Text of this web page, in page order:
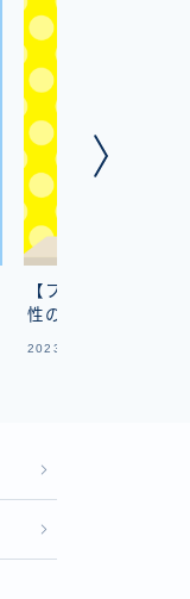
【フリー素材】大
性のイラスト
2023.10.18